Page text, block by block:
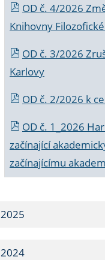
OD č. 4/2026
Knihovny
OD č. 3/2026
Karlovy
OD č. 2/2026 k
OD č. 1_2026
začínající
začínajícímu
2025
2024